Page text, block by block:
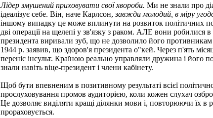
Лідер змушений приховувати свої хвороби. Ми не знали про
ідеалізує себе. Він, наче Карлсон,завжди молодий, в міру
іншому випадку це може вплинути на розвиток політичних
дві операції на щелепі у зв'язку з раком. АЛЕ вони робилися
президента виривали зуб, що не дозволило його
1944 р. заявив, що здоров'я президента о"кей. Через п'ять
переніс інсульт. Країною реально управляли дружина і
знали навіть віце-президент і члени кабінету.
Щоб бути впевненим в позитивному результаті всієї
прослуховування промов аудиторією, коли кожен слухач
Це дозволяє виділяти кращі ділянки мови і, повторюючи їх в
прораховується.